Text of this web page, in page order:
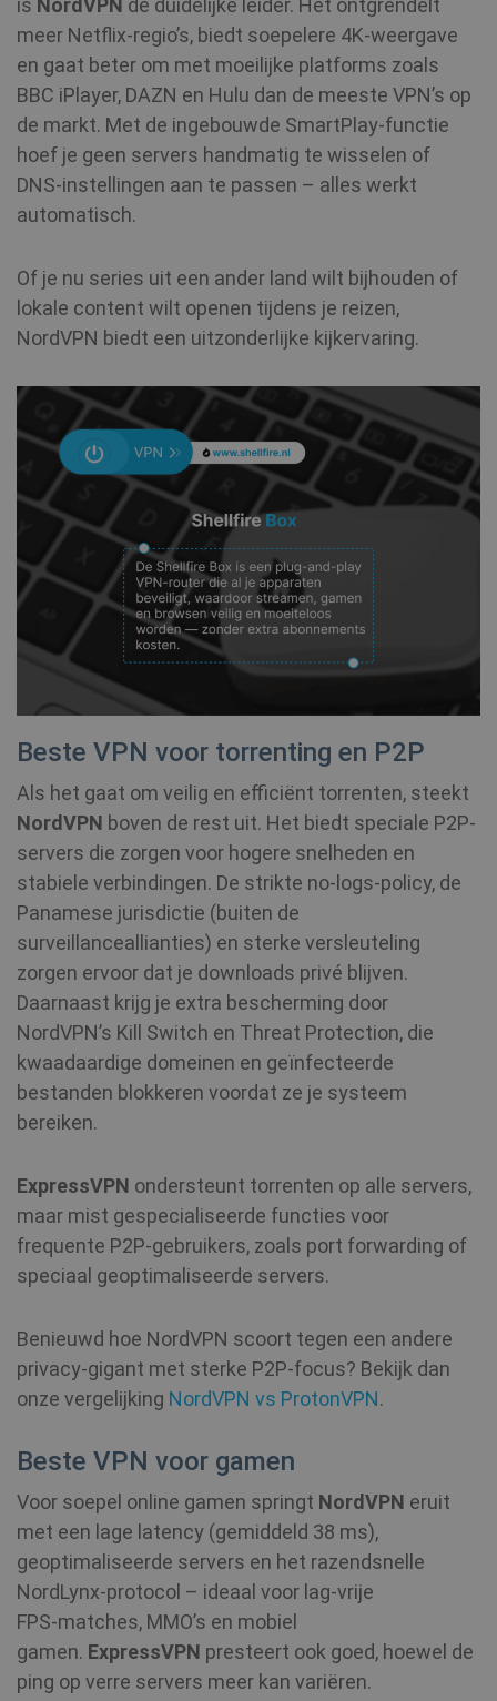
is NordVPN de duidelijke leider. Het ontgrendelt
meer Netflix‑regio’s, biedt soepelere 4K‑weergave
en gaat beter om met moeilijke platforms zoals
BBC iPlayer, DAZN en Hulu dan de meeste VPN’s op
de markt. Met de ingebouwde SmartPlay‑functie
hoef je geen servers handmatig te wisselen of
DNS‑instellingen aan te passen – alles werkt
automatisch.
Of je nu series uit een ander land wilt bijhouden of
lokale content wilt openen tijdens je reizen,
NordVPN biedt een uitzonderlijke kijkervaring.
Beste VPN voor torrenting en P2P
Als het gaat om veilig en efficiënt torrenten, steekt
NordVPN boven de rest uit. Het biedt speciale P2P-
servers die zorgen voor hogere snelheden en
stabiele verbindingen. De strikte no-logs-policy, de
Panamese jurisdictie (buiten de
surveillanceallianties) en sterke versleuteling
zorgen ervoor dat je downloads privé blijven.
Daarnaast krijg je extra bescherming door
NordVPN’s Kill Switch en Threat Protection, die
kwaadaardige domeinen en geïnfecteerde
bestanden blokkeren voordat ze je systeem
bereiken.
ExpressVPN ondersteunt torrenten op alle servers,
maar mist gespecialiseerde functies voor
frequente P2P-gebruikers, zoals port forwarding of
speciaal geoptimaliseerde servers.
Benieuwd hoe NordVPN scoort tegen een andere
privacy-gigant met sterke P2P-focus? Bekijk dan
onze vergelijking NordVPN vs ProtonVPN.
Beste VPN voor gamen
Voor soepel online gamen springt NordVPN eruit
met een lage latency (gemiddeld 38 ms),
geoptimaliseerde servers en het razendsnelle
NordLynx‑protocol – ideaal voor lag‑vrije
FPS‑matches, MMO’s en mobiel
gamen. ExpressVPN presteert ook goed, hoewel de
ping op verre servers meer kan variëren.
SRM_B
awc .shellfire.nl 1 jaar
_aw_j_77124 .shellfire.nl 1 maand
_aw_m_77124 .shellfire.nl
_aw_sn_77124 .shellfire.nl